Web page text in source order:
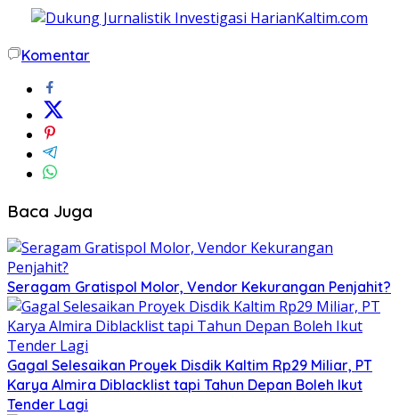
Komentar
Baca Juga
Seragam Gratispol Molor, Vendor Kekurangan Penjahit?
Gagal Selesaikan Proyek Disdik Kaltim Rp29 Miliar, PT
Karya Almira Diblacklist tapi Tahun Depan Boleh Ikut
Tender Lagi